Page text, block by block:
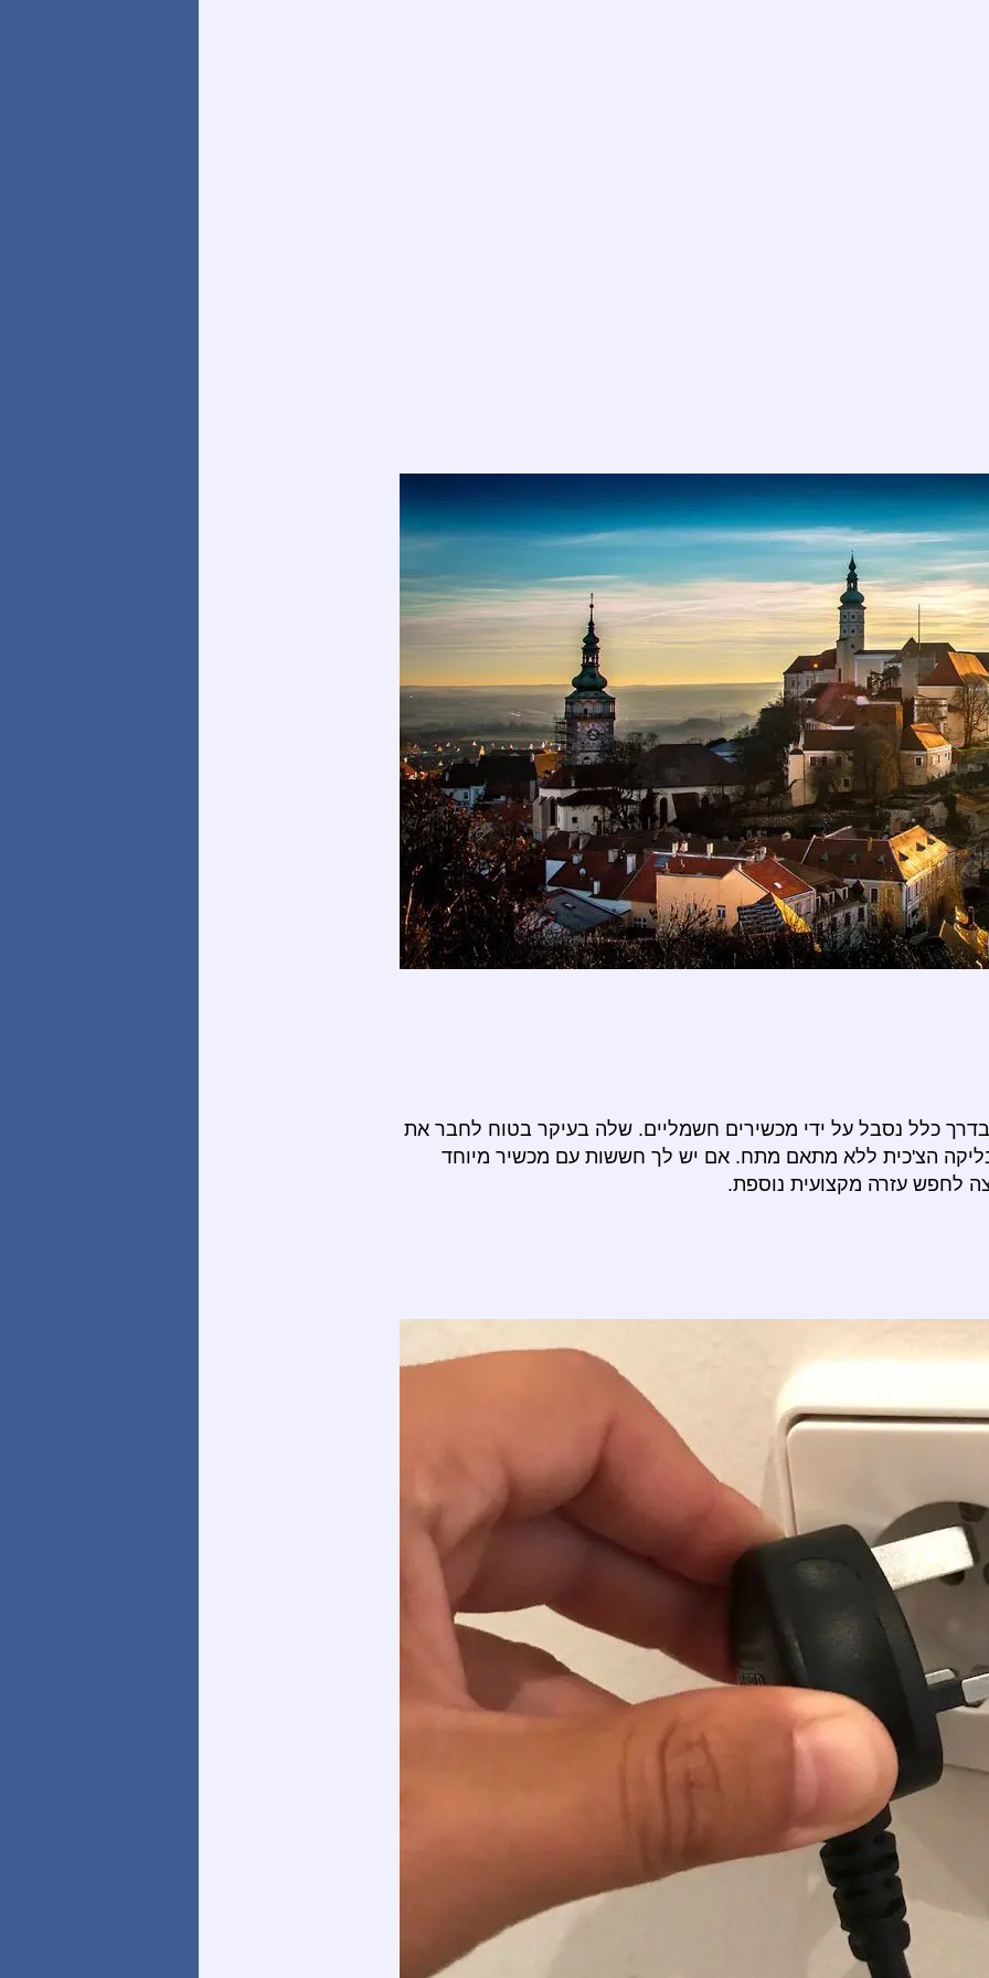
כלל נסבל על ידי מכשירים חשמליים. שלה בעיקר בטוח לחבר את
הצ'כית ללא מתאם מתח. אם יש לך חששות עם מכשיר מיוחד
לחפש עזרה מקצועית נוספת.